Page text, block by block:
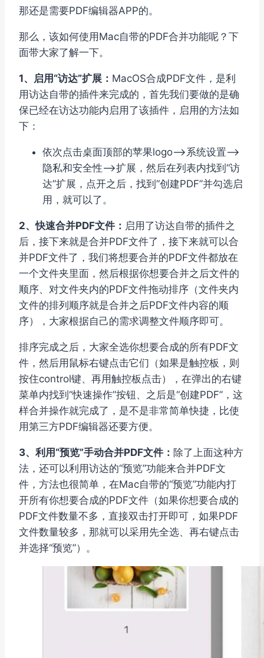
那还是需要PDF编辑器APP的。
那么，该如何使用Mac自带的PDF合并功能呢？下
面带大家了解一下。
1、启用“访达”扩展： MacOS合成PDF文件，是利
用访达自带的插件来完成的，首先我们要做的是确
保已经在访达功能内启用了该插件，启用的方法如
下：
依次点击桌面顶部的苹果logo–>系统设置–>
隐私和安全性–>扩展，然后在列表内找到“访
达”扩展，点开之后，找到“创建PDF”并勾选启
用，就可以了。
2、快速合并PDF文件： 启用了访达自带的插件之
后，接下来就是合并PDF文件了，接下来就可以合
并PDF文件了，我们将想要合并的PDF文件都放在
一个文件夹里面，然后根据你想要合并之后文件的
顺序、对文件夹内的PDF文件拖动排序（文件夹内
文件的排列顺序就是合并之后PDF文件内容的顺
序），大家根据自己的需求调整文件顺序即可。
排序完成之后，大家全选你想要合成的所有PDF文
件，然后用鼠标右键点击它们（如果是触控板，则
按住control键、再用触控板点击），在弹出的右键
菜单内找到“快速操作”按钮、之后是“创建PDF”，这
样合并操作就完成了，是不是非常简单快捷，比使
用第三方PDF编辑器还要方便。
3、利用“预览”手动合并PDF文件： 除了上面这种方
法，还可以利用访达的“预览”功能来合并PDF文
件，方法也很简单，在Mac自带的“预览”功能内打
开所有你想要合成的PDF文件（如果你想要合成的
PDF文件数量不多，直接双击打开即可，如果PDF
文件数量较多，那就可以采用先全选、再右键点击
并选择“预览”）。